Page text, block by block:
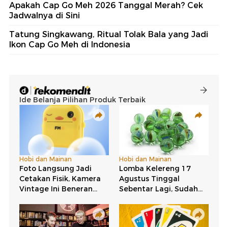
Apakah Cap Go Meh 2026 Tanggal Merah? Cek
Jadwalnya di Sini
Tatung Singkawang, Ritual Tolak Bala yang Jadi
Ikon Cap Go Meh di Indonesia